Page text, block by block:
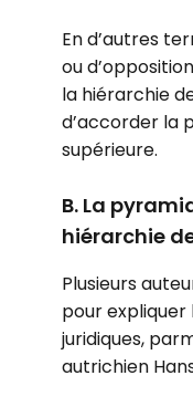
En d’autres
ou
la hiérarchie
d’accorder la
supérieure.
B. La
hiérarchie
Plusieurs
pour expliquer
juridiques,
autrichien